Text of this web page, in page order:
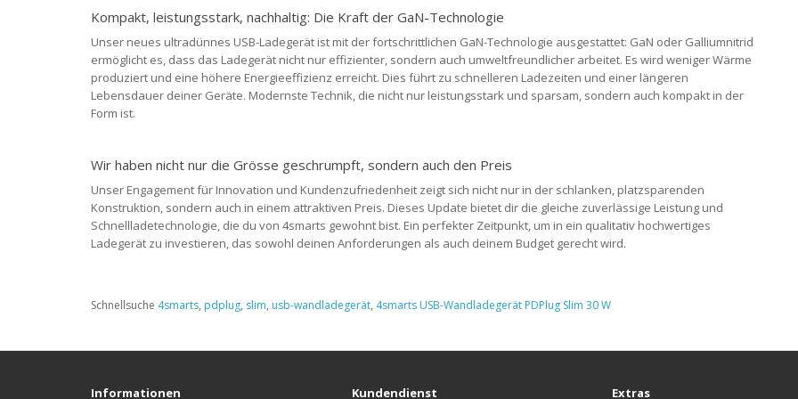
Kompakt, leistungsstark, nachhaltig: Die Kraft der GaN-Technologie
Unser neues ultradünnes USB-Ladegerät ist mit der fortschrittlichen GaN-Technologie ausgestattet: GaN oder Galliumnitrid
ermöglicht es, dass das Ladegerät nicht nur effizienter, sondern auch umweltfreundlicher arbeitet. Es wird weniger Wärme
produziert und eine höhere Energieeffizienz erreicht. Dies führt zu schnelleren Ladezeiten und einer längeren
Lebensdauer deiner Geräte. Modernste Technik, die nicht nur leistungsstark und sparsam, sondern auch kompakt in der
Form ist.
Wir haben nicht nur die Grösse geschrumpft, sondern auch den Preis
Unser Engagement für Innovation und Kundenzufriedenheit zeigt sich nicht nur in der schlanken, platzsparenden
Konstruktion, sondern auch in einem attraktiven Preis. Dieses Update bietet dir die gleiche zuverlässige Leistung und
Schnellladetechnologie, die du von 4smarts gewohnt bist. Ein perfekter Zeitpunkt, um in ein qualitativ hochwertiges
Ladegerät zu investieren, das sowohl deinen Anforderungen als auch deinem Budget gerecht wird.
Schnellsuche 4smarts, pdplug, slim, usb-wandladegerät, 4smarts USB-Wandladegerät PDPlug Slim 30 W
Informationen Kundendienst Extras